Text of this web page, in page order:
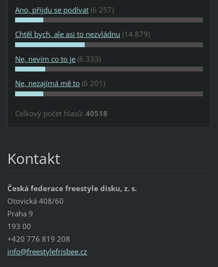
Ano, přijdu se podívat (6 257)
Chtěl bych, ale asi to nezvládnu (14 879)
Ne, nevím co to je (6 333)
Ne, nezajímá mě to (6 201)
Celkový počet hlasů: 40518
Kontakt
Česká federace freestyle disku, z. s.
Otovická 408/60
Praha 9
193 00
+420 776 819 208
info@freestylefrisbee.cz